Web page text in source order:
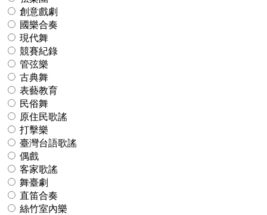
創意戲劇
國樂合奏
現代舞
競賽紀錄
管弦樂
古典舞
表藝教育
民俗舞
原住民歌謠
打擊樂
臺灣台語歌謠
偶戲
客家歌謠
舞臺劇
直笛合奏
絲竹室內樂